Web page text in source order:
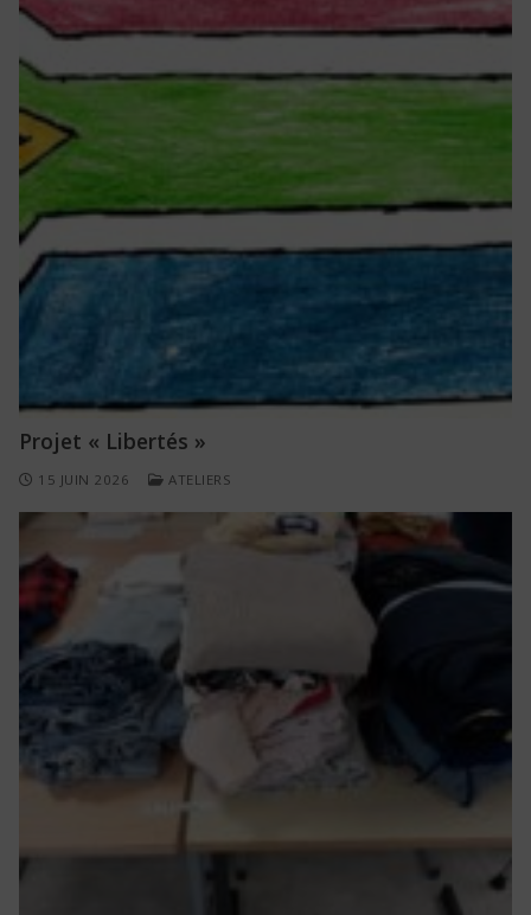
Projet « Libertés »
15 JUIN 2026 ATELIERS